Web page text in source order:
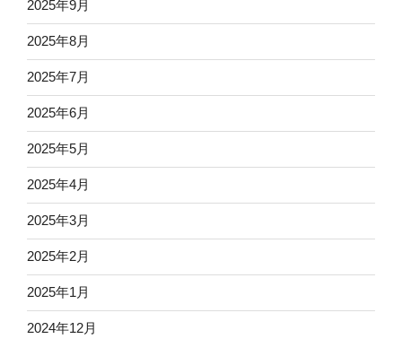
2025年9月
2025年8月
2025年7月
2025年6月
2025年5月
2025年4月
2025年3月
2025年2月
2025年1月
2024年12月